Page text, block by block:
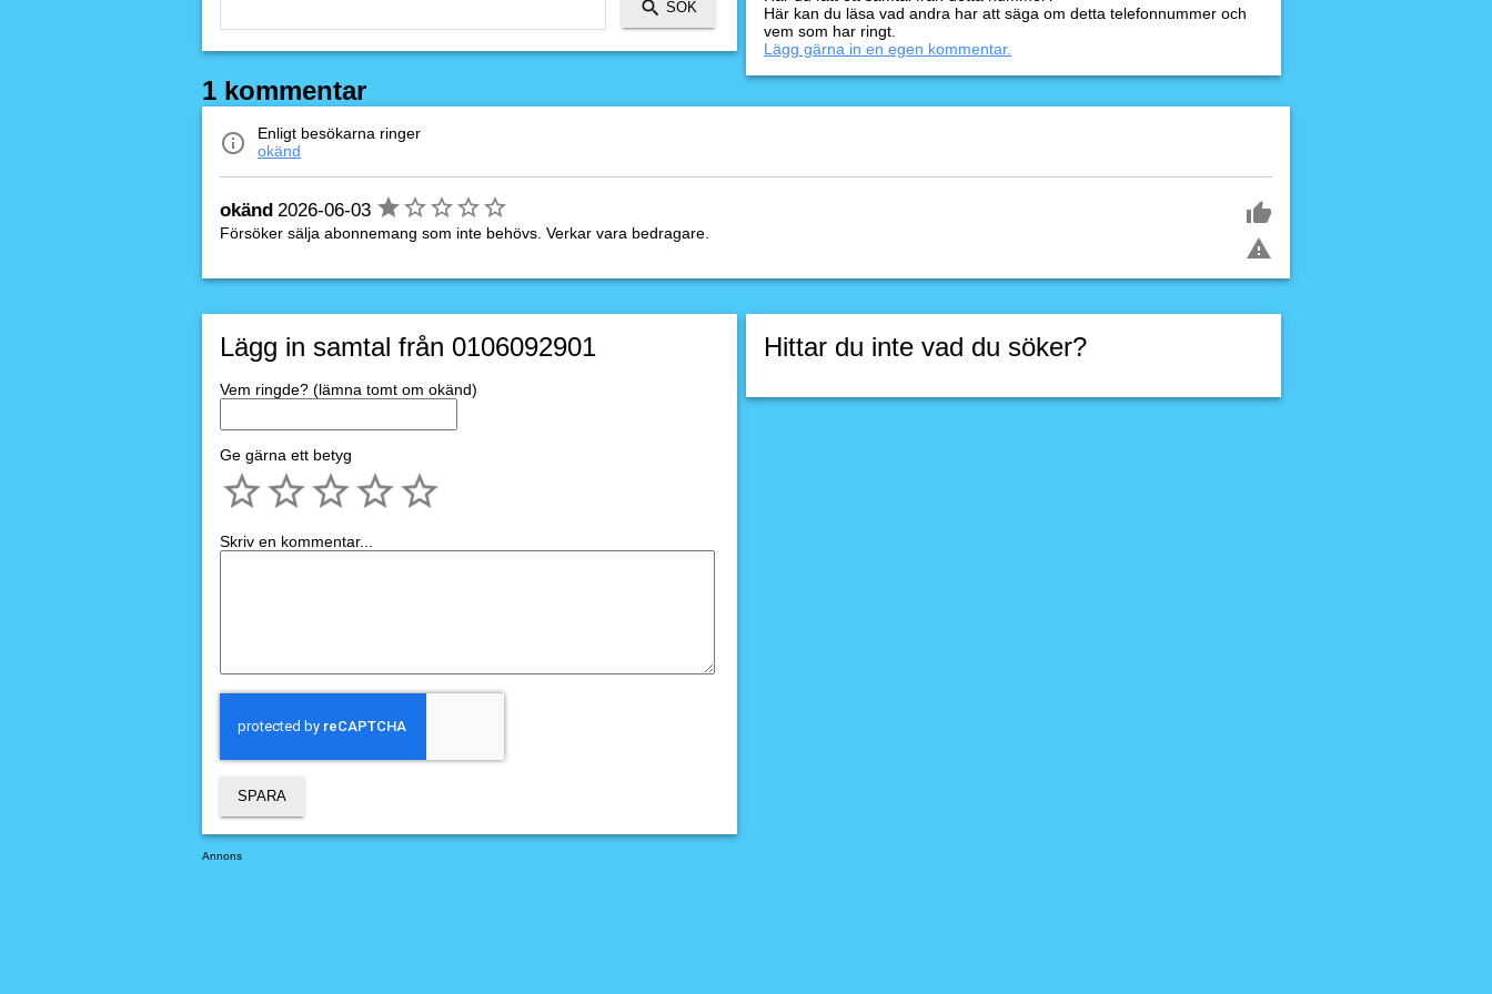
Här kan du läsa vad andra har att säga om detta telefonnummer och
vem som har ringt.
Lägg gärna in en egen kommentar.
1 kommentar
Enligt besökarna ringer
okänd
okänd 2026-06-03
Försöker sälja abonnemang som inte behövs. Verkar vara bedragare.
Lägg in samtal från 0106092901
Vem ringde? (lämna tomt om okänd)
Ge gärna ett betyg
Skriv en kommentar...
Hittar du inte vad du söker?
Annons